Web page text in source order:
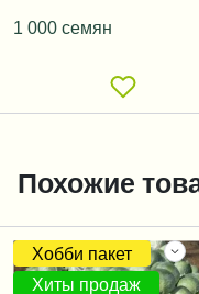
1 000 семян
Похожие
Хобби пакет
Хиты продаж